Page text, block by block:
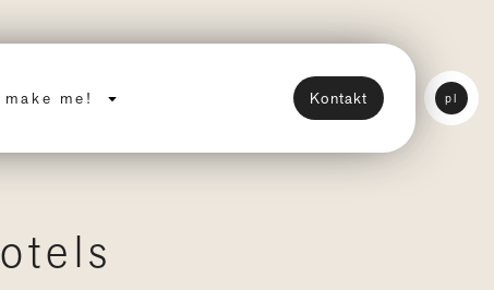
make me! Kontakt pl